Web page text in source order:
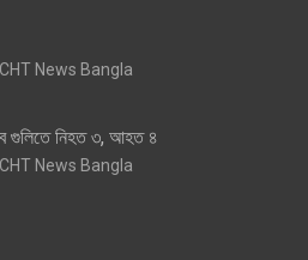
CHT News Bangla
গুলিতে নিহত ৩, আহত ৪
CHT News Bangla